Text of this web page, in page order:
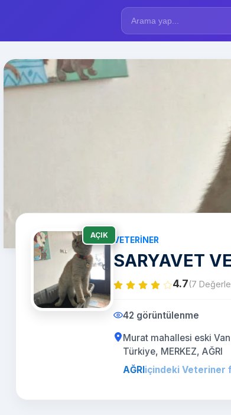
AÇIK
VETERINER
SARYAVET
4.7(7
42 görüntülenme
Murat mahallesi eski
Türkiye, MERKEZ, AĞRI
AĞRIiçindeki Veteriner